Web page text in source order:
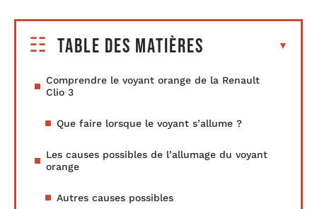
Table des matières
Comprendre le voyant orange de la Renault
Clio 3
Que faire lorsque le voyant s’allume ?
Les causes possibles de l’allumage du voyant
orange
Autres causes possibles